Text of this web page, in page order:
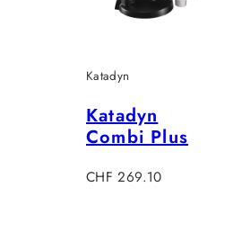
Katadyn
Katadyn
Combi Plus
Verkaufspreis
CHF 269.10